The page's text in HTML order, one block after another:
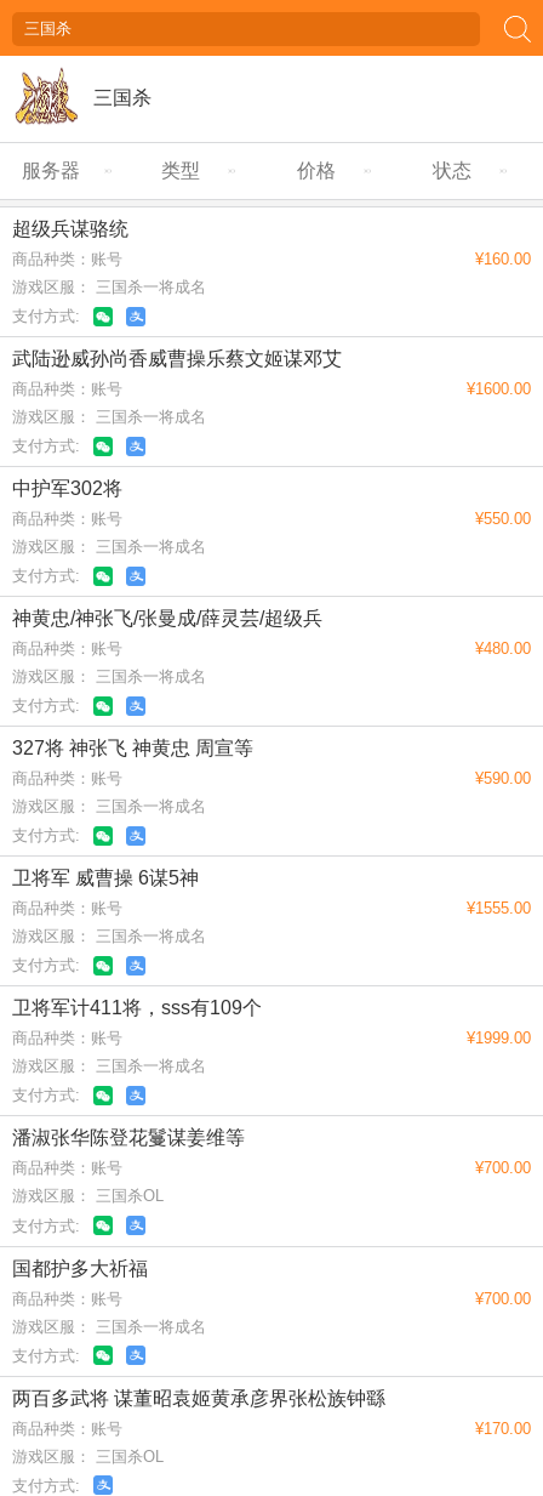
三国杀
服务器 类型 价格 状态
超级兵谋骆统
商品种类：账号
游戏区服： 三国杀一将成名
支付方式:
¥160.00
武陆逊威孙尚香威曹操乐蔡文姬谋邓艾
商品种类：账号
游戏区服： 三国杀一将成名
支付方式:
¥1600.00
中护军302将
商品种类：账号
游戏区服： 三国杀一将成名
支付方式:
¥550.00
神黄忠/神张飞/张曼成/薛灵芸/超级兵
商品种类：账号
游戏区服： 三国杀一将成名
支付方式:
¥480.00
327将 神张飞 神黄忠 周宣等
商品种类：账号
游戏区服： 三国杀一将成名
支付方式:
¥590.00
卫将军 威曹操 6谋5神
商品种类：账号
游戏区服： 三国杀一将成名
支付方式:
¥1555.00
卫将军计411将，sss有109个
商品种类：账号
游戏区服： 三国杀一将成名
支付方式:
¥1999.00
潘淑张华陈登花鬘谋姜维等
商品种类：账号
游戏区服： 三国杀OL
支付方式:
¥700.00
国都护多大祈福
商品种类：账号
游戏区服： 三国杀一将成名
支付方式:
¥700.00
两百多武将 谋董昭袁姬黄承彦界张松族钟繇
商品种类：账号
游戏区服： 三国杀OL
支付方式:
¥170.00